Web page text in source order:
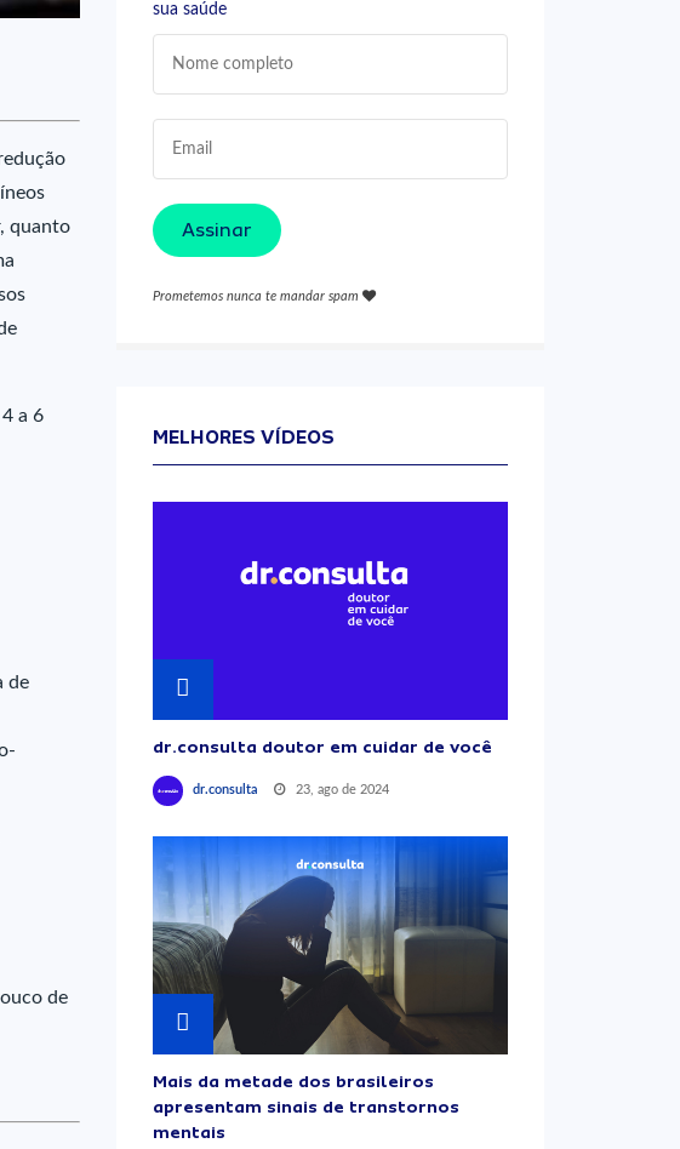
quanto
a 6
de
de
sua saúde
Assinar
Prometemos nunca te mandar spam
MELHORES VÍDEOS
dr.consulta doutor em cuidar de você
dr.consulta 23, ago de 2024
Mais da metade dos brasileiros
apresentam sinais de transtornos
mentais